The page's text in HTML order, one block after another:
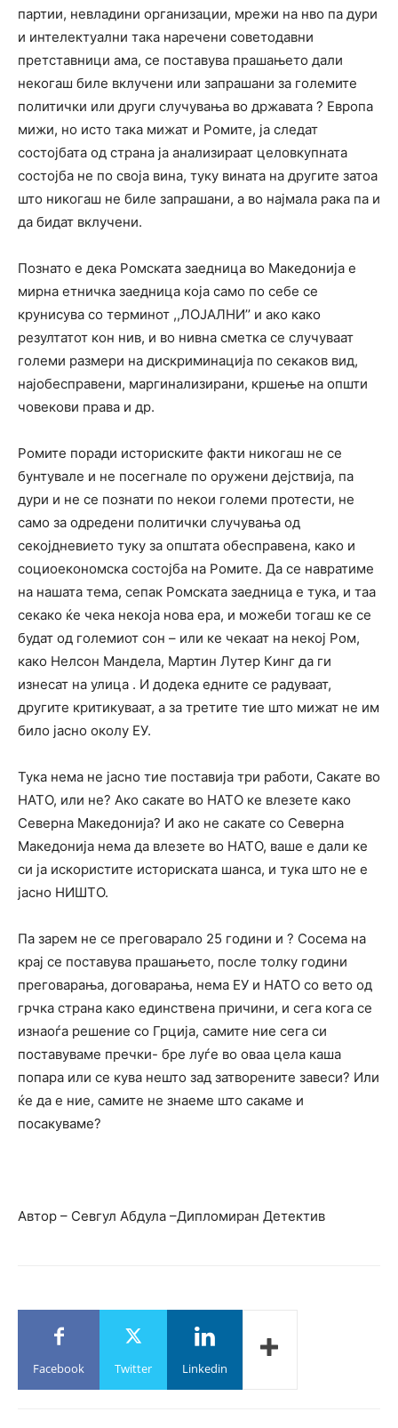
партии, невладини организации, мрежи на нво па дури
и интелектуални така наречени советодавни
претставници ама, се поставува прашањето дали
некогаш биле вклучени или запрашани за големите
политички или други случувања во државата ? Европа
мижи, но исто така мижат и Ромите, ја следат
состојбата од страна ја анализираат целовкупната
состојба не по своја вина, туку вината на другите затоа
што никогаш не биле запрашани, а во најмала рака па и
да бидат вклучени.
Познато е дека Ромската заедница во Македонија е
мирна етничка заедница која само по себе се
крунисува со терминот ,,ЛОЈАЛНИ’’ и ако како
резултатот кон нив, и во нивна сметка се случуваат
големи размери на дискриминација по секаков вид,
најобесправени, маргинализирани, кршење на општи
човекови права и др.
Ромите поради историските факти никогаш не се
бунтувале и не посегнале по оружени дејствија, па
дури и не се познати по некои големи протести, не
само за одредени политички случувања од
секојдневието туку за општата обесправена, како и
социоекономска состојба на Ромите. Да се навратиме
на нашата тема, сепак Ромската заедница е тука, и таа
секако ќе чека некоја нова ера, и можеби тогаш ке се
будат од големиот сон – или ке чекаат на некој Ром,
како Нелсон Мандела, Мартин Лутер Кинг да ги
изнесат на улица . И додека едните се радуваат,
другите критикуваат, а за третите тие што мижат не им
било јасно околу ЕУ.
Тука нема не јасно тие поставија три работи, Сакате во
НАТО, или не? Ако сакате во НАТО ке влезете како
Северна Македонија? И ако не сакате со Северна
Македонија нема да влезете во НАТО, ваше е дали ке
си ја искористите историската шанса, и тука што не е
јасно НИШТО.
Па зарем не се преговарало 25 години и ? Сосема на
крај се поставува прашањето, после толку години
преговарања, договарања, нема ЕУ и НАТО со вето од
грчка страна како единствена причини, и сега кога се
изнаоѓа решение со Грција, самите ние сега си
поставуваме пречки- бре луѓе во оваа цела каша
попара или се кува нешто зад затворените завеси? Или
ќе да е ние, самите не знаеме што сакаме и
посакуваме?
Автор – Севгул Абдула –Дипломиран Детектив
Facebook Twitter Linkedin